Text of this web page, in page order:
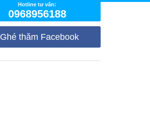
Hotline tư vấn:
0968956188
Ghé thăm Facebook